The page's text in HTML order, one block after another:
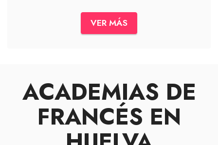
VER MÁS
ACADEMIAS DE
FRANCÉS EN